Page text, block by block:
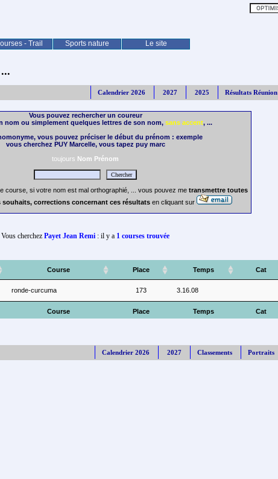
- Trail Sports nature Le site
Calendrier 2026 2027 2025 Résultats Réunion
Vous pouvez rechercher un coureur
nom ou simplement quelques lettres de son nom, sans accent, ...
vous pouvez préciser le début du prénom : exemple
vous cherchez PUY Marcelle, vous tapez puy marc
toujours Nom Prénom
course, si votre nom est mal orthographié, ... vous pouvez me transmettre toutes
souhaits, corrections concernant ces résultats en cliquant sur
Vous cherchez Payet Jean Remi : il y a 1 courses trouvée
Course Place Temps Cat
Course Place Temps Cat
ronde-curcuma 173 3.16.08
Calendrier 2026 2027 Classements Portraits